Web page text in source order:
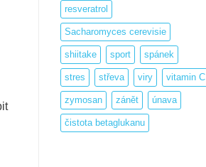
resveratrol
Sacharomyces cerevisie
shiitake sport spánek
stres střeva viry vitamin C
zymosan zánět únava
čistota betaglukanu